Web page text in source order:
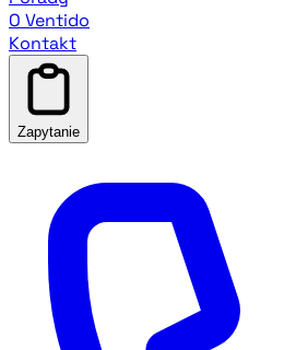
O Ventido
Kontakt
Zapytanie